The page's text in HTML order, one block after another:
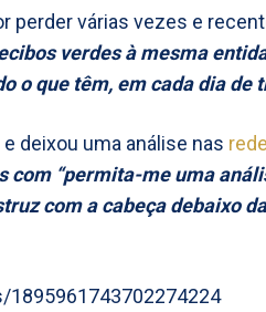
perder várias vezes e
verdes à mesma
o que têm, em cada dia de
deixou uma análise nas
“permita-me uma
com a cabeça debaixo